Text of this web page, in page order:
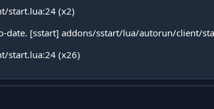
start.lua:24 (x2)
date. [sstart] addons/sstart/lua/autorun/client/
start.lua:24 (x26)